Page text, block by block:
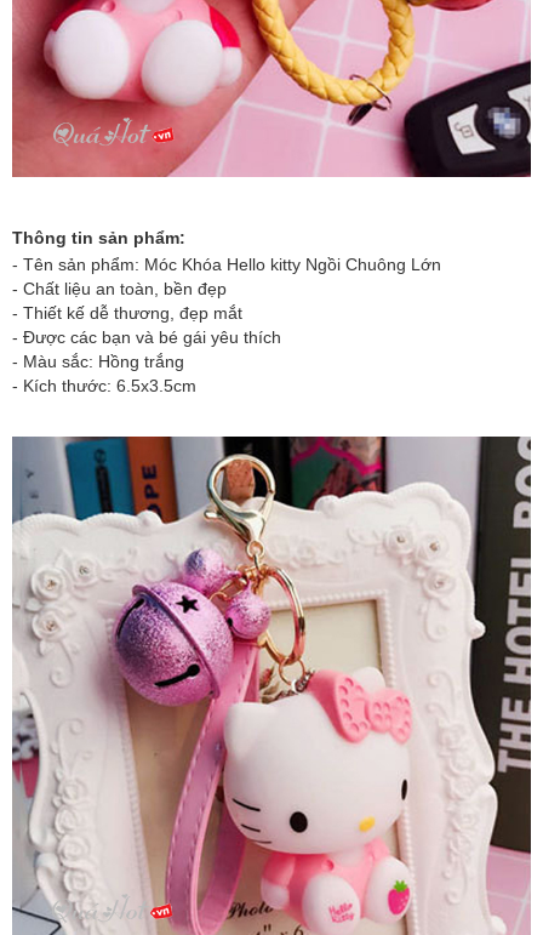
Thông tin sản phẩm:
- Tên sản phẩm: Móc Khóa Hello kitty Ngồi Chuông Lớn
- Chất liệu an toàn, bền đẹp
- Thiết kế dễ thương, đẹp mắt
- Được các bạn và bé gái yêu thích
- Màu sắc: Hồng trắng
- Kích thước: 6.5x3.5cm